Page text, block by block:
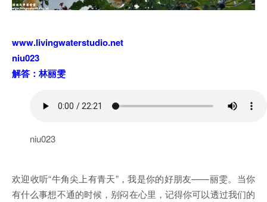
www.livingwaterstudio.net
niu023
解答：林丽雯
niu023
欢迎收听“牛角尖上有青天”，我是你的好朋友——丽雯。当你
有什么事想不通的时候，别闷在心里，记得你可以透过我们的